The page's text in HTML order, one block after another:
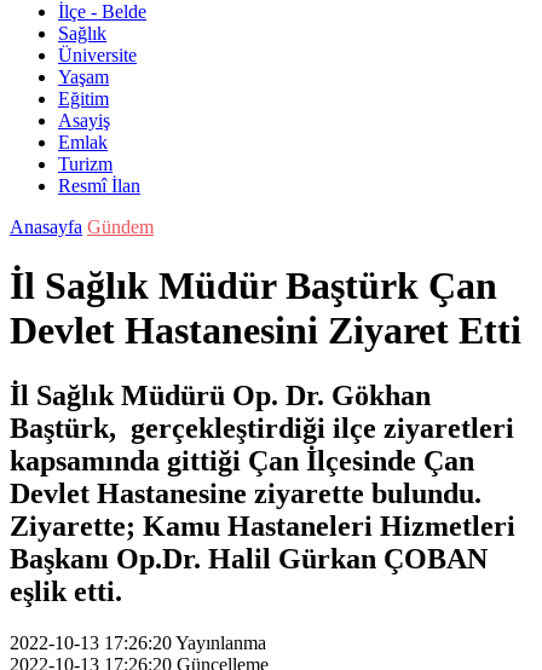
İlçe - Belde
Sağlık
Üniversite
Yaşam
Eğitim
Asayiş
Emlak
Turizm
Resmî İlan
Anasayfa Gündem
İl Sağlık Müdür Baştürk Çan
Devlet Hastanesini Ziyaret Etti
İl Sağlık Müdürü Op. Dr. Gökhan
Baştürk, gerçekleştirdiği ilçe ziyaretleri
kapsamında gittiği Çan İlçesinde Çan
Devlet Hastanesine ziyarette bulundu.
Ziyarette; Kamu Hastaneleri Hizmetleri
Başkanı Op.Dr. Halil Gürkan ÇOBAN
eşlik etti.
2022-10-13 17:26:20Yayınlanma
2022-10-13 17:26:20 Güncelleme